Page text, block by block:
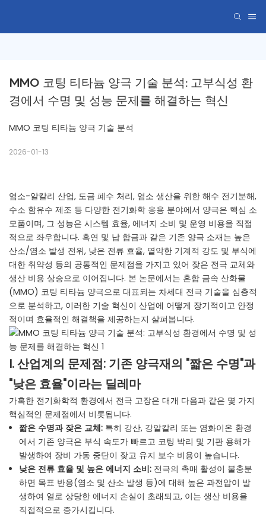
MMO 코팅 티타늄 양극 기술 분석: 고부식성 환
경에서 수명 및 성능 문제를 해결하는 혁신
MMO 코팅 티타늄 양극 기술 분석
2026-01-13
염소-알칼리 산업, 도금 폐수 처리, 염소 생산을 위한 해수 전기분해,
수소 함유수 제조 등 다양한 전기화학 응용 분야에서 양극은 핵심 소
모품이며, 그 성능은 시스템 효율, 에너지 소비 및 운영 비용을 직접
적으로 좌우합니다. 흑연 및 납 합금과 같은 기존 양극 소재는 높은
산소/염소 발생 전위, 낮은 전류 효율, 열악한 기계적 강도 및 부식에
대한 취약성 등의 공통적인 문제점을 가지고 있어 잦은 전극 교체와
생산 비용 상승으로 이어집니다. 본 논문에서는 혼합 금속 산화물
(MMO) 코팅 티타늄 양극으로 대표되는 차세대 전극 기술을 심층적
으로 분석하고, 이러한 기술 혁신이 산업에 어떻게 장기적이고 안정
적이며 효율적인 해결책을 제공하는지 살펴봅니다.
I. 산업계의 문제점: 기존 양극재의 "짧은 수명"과
"낮은 효율"이라는 딜레마
가혹한 전기화학적 환경에서 전극 고장은 대개 다음과 같은 몇 가지
핵심적인 문제점에서 비롯됩니다.
짧은 수명과 잦은 교체:특히 강산, 강알칼리 또는 염화이온 환경
에서 기존 양극은 부식 속도가 빠르고 코팅 박리 및 기판 용해가
발생하여 장비 가동 중단이 잦고 유지 보수 비용이 높습니다.
낮은 전류 효율 및 높은 에너지 소비:전극의 촉매 활성이 불충분
하면 목표 반응(염소 및 산소 발생 등)에 대해 높은 과전압이 발
생하여 열로 상당한 에너지 손실이 초래되고, 이는 생산 비용을
직접적으로 증가시킵니다.